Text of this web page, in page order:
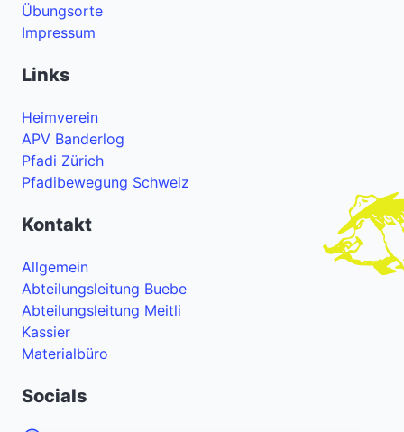
Übungsorte
Impressum
Links
Heimverein
APV Banderlog
Pfadi Zürich
Pfadibewegung Schweiz
Kontakt
Allgemein
Abteilungsleitung Buebe
Abteilungsleitung Meitli
Kassier
Materialbüro
Socials